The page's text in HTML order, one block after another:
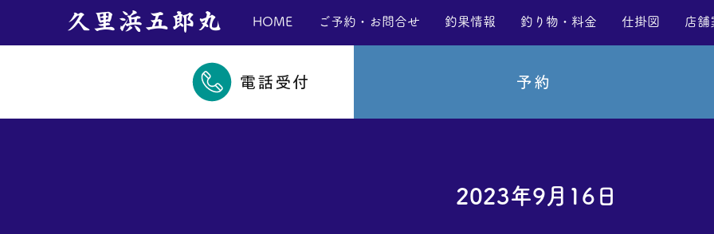
​久里浜五郎丸 HOME ご予約・お問合せ 釣果情報 釣り物・料金 仕掛図 店舗
電話受付 予約
2023年9月16日